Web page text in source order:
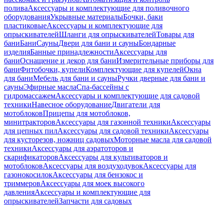
поливаАксессуары и комплектующие для поливочного
оборудованияУкрывные материалыБочки, баки
пластиковыеАксессуары и комплектующие для
опрыскивателейШланги для опрыскивателейТовары для
баниБаниСауныДвери для бани и сауныБондарные
изделияБанные принадлежностиАксессуары для
баниОснащение и декор для баниИзмерительные приборы для
баниФитобочки, купелиКомплектующие для купелейОкна
для баниМебель для бани и сауныРучки дверные для бани и
сауныЭфирные маслаСпа-бассейны с
гидромассажемАксессуары и комплектующие для садовой
техникиНавесное оборудованиеДвигатели для
мотоблоковПрицепы для мотоблоков,
минитракторовАксессуары для газонной техникиАксессуары
для цепных пилАксессуары для садовой техникиАксессуары
для кусторезов, ножниц садовыхМоторные масла для садовой
техникиАксессуары для аэратоторов и
скарификаторовАксессуары для культиваторов и
мотоблоковАксессуары для воздуходувокАксессуары для
газонокосилокАксессуары для бензокос и
триммеровАксессуары для моек высокого
давленияАксессуары и комплектующие для
опрыскивателейЗапчасти для садовых